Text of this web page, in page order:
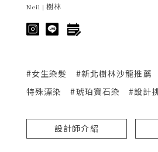
Neil | 樹林
#女生染髮 #新北樹林沙龍推薦
特殊漂染
#琥珀寶石染 #設計
設計師介紹